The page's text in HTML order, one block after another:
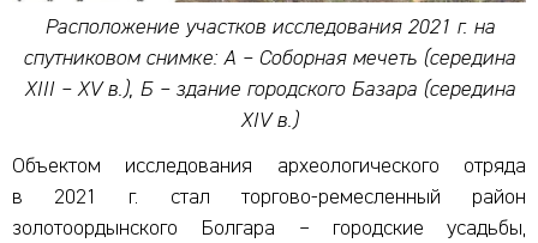
Расположение участков исследования 2021 г. на
спутниковом снимке: А – Соборная мечеть (середина
XIII– XVв.), Б – здание городского Базара (середина
ХIV в.)
Объектом исследования археологического отряда
в 2021 г. стал торгово-ремесленный район
золотоордынского Болгара – городские усадьбы,